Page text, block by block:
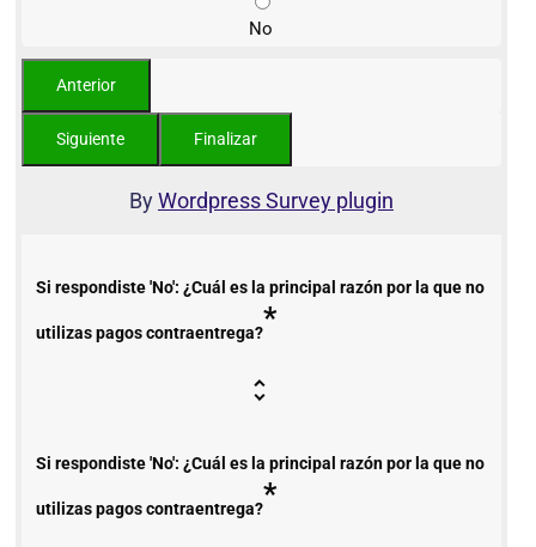
No
ByWordpress Survey plugin
Si respondiste 'No': ¿Cuál es la principal razón por la que no
utilizas pagos contraentrega?*
Si respondiste 'No': ¿Cuál es la principal razón por la que no
utilizas pagos contraentrega?*